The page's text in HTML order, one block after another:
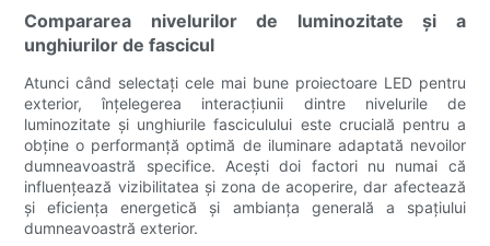
Compararea nivelurilor de luminozitate și a
unghiurilor de fascicul
Atunci când selectați cele mai bune proiectoare LED pentru
exterior, înțelegerea interacțiunii dintre nivelurile de
luminozitate și unghiurile fasciculului este crucială pentru a
obține o performanță optimă de iluminare adaptată nevoilor
dumneavoastră specifice. Acești doi factori nu numai că
influențează vizibilitatea și zona de acoperire, dar afectează
și eficiența energetică și ambianța generală a spațiului
dumneavoastră exterior.